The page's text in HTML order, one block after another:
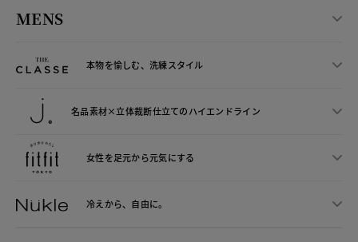
MENS
本物を愉しむ、洗練スタイル
名品素材×立体裁断仕立てのハイエンドライン
女性を足元から元気にする
冷えから、 自由に。